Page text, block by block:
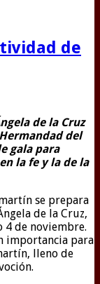
de
de la Cruz
del
gala para
la fe y la de la
se prepara
de la Cruz,
4 de noviembre.
importancia para
lleno de